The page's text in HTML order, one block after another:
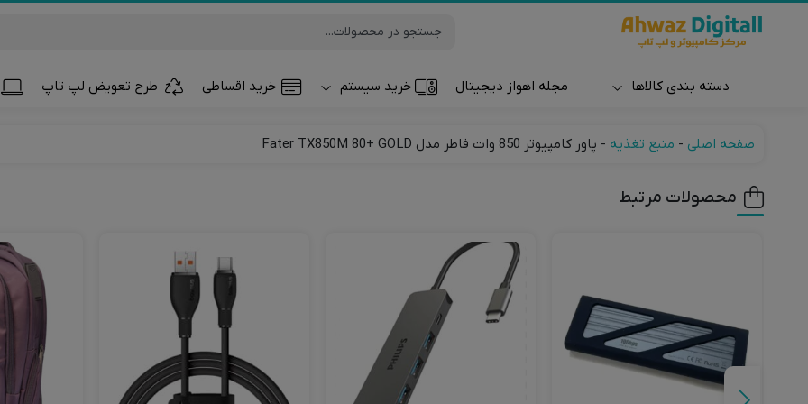
دسته بندی کالاها
ساعت و مچ بند ساعت هوشمند
مجله اهواز دیجیتال خرید سیستم خرید اقساطی طرح تعویض لپ تاپ
صفحه اصلی - منبع تغذیه - پاور کامپیوتر 850 وات فاطر مدل Fater TX850M 80+ GOLD
محصولات مرتبط